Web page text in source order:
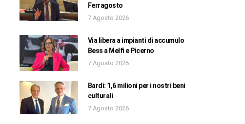
Ferragosto
7 Agosto 2026
Via libera a impianti di accumulo
Bess a Melfi e Picerno
7 Agosto 2026
Bardi: 1,6 milioni per i nostri beni
culturali
7 Agosto 2026